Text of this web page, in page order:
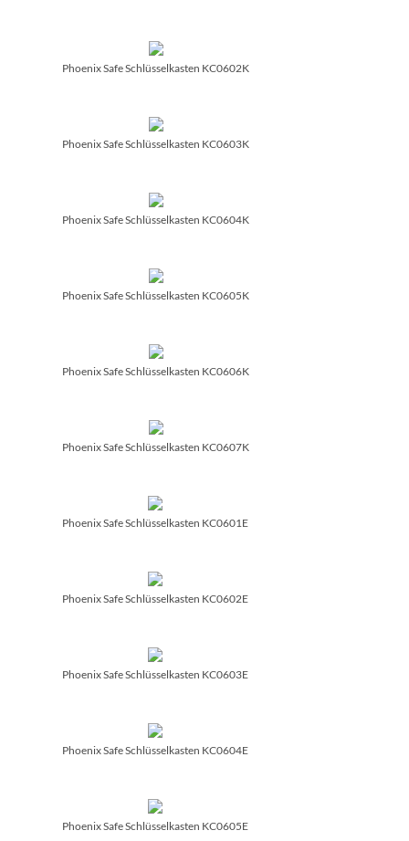
Phoenix Safe Schlüsselkasten KC0602K
Phoenix Safe Schlüsselkasten KC0603K
Phoenix Safe Schlüsselkasten KC0604K
Phoenix Safe Schlüsselkasten KC0605K
Phoenix Safe Schlüsselkasten KC0606K
Phoenix Safe Schlüsselkasten KC0607K
Phoenix Safe Schlüsselkasten KC0601E
Phoenix Safe Schlüsselkasten KC0602E
Phoenix Safe Schlüsselkasten KC0603E
Phoenix Safe Schlüsselkasten KC0604E
Phoenix Safe Schlüsselkasten KC0605E